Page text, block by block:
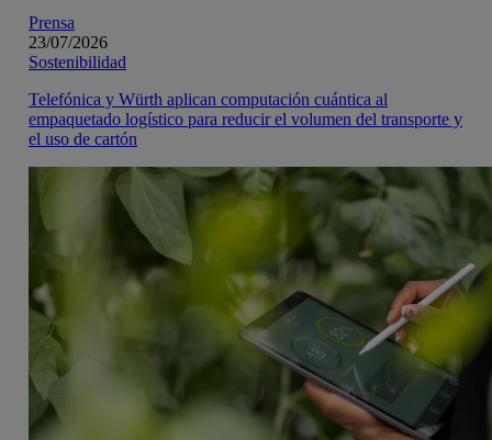
Prensa
23/07/2026
Sostenibilidad
Telefónica y Würth aplican computación cuántica al
empaquetado logístico para reducir el volumen del transporte y
el uso de cartón